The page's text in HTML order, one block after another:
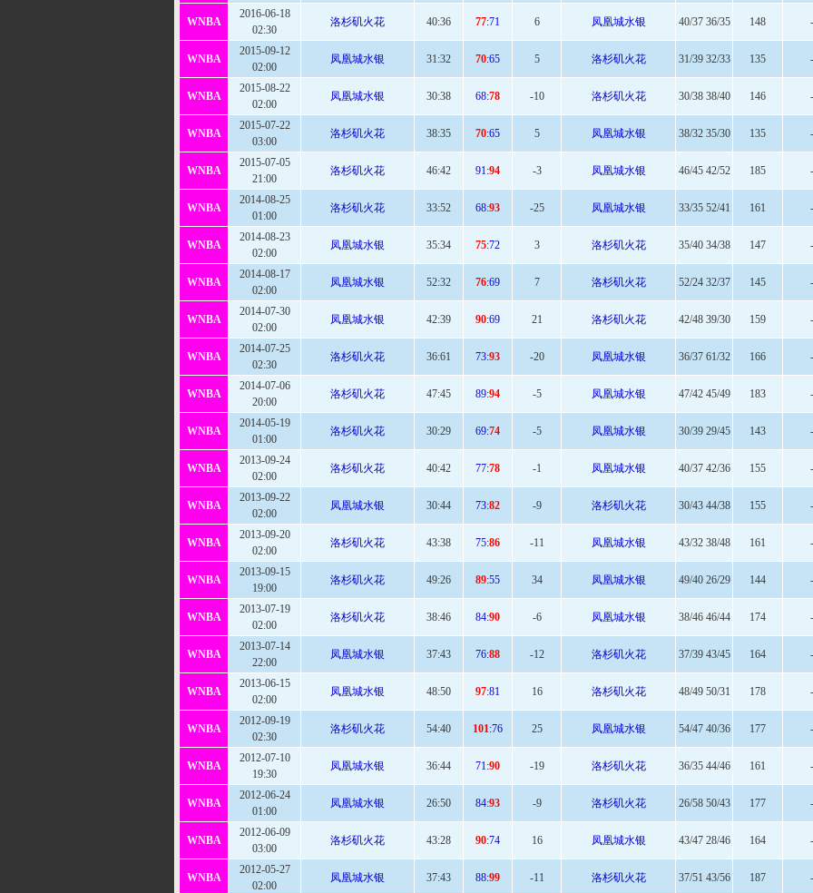
WNBA
2016-06-18
02:30
洛杉矶火花 40:36 77:71 6 凤凰城水银 40/37 36/35 148 -
WNBA
2015-09-12
02:00
凤凰城水银 31:32 70:65 5 洛杉矶火花 31/39 32/33 135 -
WNBA
2015-08-22
02:00
凤凰城水银 30:38 68:78 -10 洛杉矶火花 30/38 38/40 146 -
WNBA
2015-07-22
03:00
洛杉矶火花 38:35 70:65 5 凤凰城水银 38/32 35/30 135 -
WNBA
2015-07-05
21:00
洛杉矶火花 46:42 91:94 -3 凤凰城水银 46/45 42/52 185 -
WNBA
2014-08-25
01:00
洛杉矶火花 33:52 68:93 -25 凤凰城水银 33/35 52/41 161 -
WNBA
2014-08-23
02:00
凤凰城水银 35:34 75:72 3 洛杉矶火花 35/40 34/38 147 -
WNBA
2014-08-17
02:00
凤凰城水银 52:32 76:69 7 洛杉矶火花 52/24 32/37 145 -
WNBA
2014-07-30
02:00
凤凰城水银 42:39 90:69 21 洛杉矶火花 42/48 39/30 159 -
WNBA
2014-07-25
02:30
洛杉矶火花 36:61 73:93 -20 凤凰城水银 36/37 61/32 166 -
WNBA
2014-07-06
20:00
洛杉矶火花 47:45 89:94 -5 凤凰城水银 47/42 45/49 183 -
WNBA
2014-05-19
01:00
洛杉矶火花 30:29 69:74 -5 凤凰城水银 30/39 29/45 143 -
WNBA
2013-09-24
02:00
洛杉矶火花 40:42 77:78 -1 凤凰城水银 40/37 42/36 155 -
WNBA
2013-09-22
02:00
凤凰城水银 30:44 73:82 -9 洛杉矶火花 30/43 44/38 155 -
WNBA
2013-09-20
02:00
洛杉矶火花 43:38 75:86 -11 凤凰城水银 43/32 38/48 161 -
WNBA
2013-09-15
19:00
洛杉矶火花 49:26 89:55 34 凤凰城水银 49/40 26/29 144 -
WNBA
2013-07-19
02:00
洛杉矶火花 38:46 84:90 -6 凤凰城水银 38/46 46/44 174 -
WNBA
2013-07-14
22:00
凤凰城水银 37:43 76:88 -12 洛杉矶火花 37/39 43/45 164 -
WNBA
2013-06-15
02:00
凤凰城水银 48:50 97:81 16 洛杉矶火花 48/49 50/31 178 -
WNBA
2012-09-19
02:30
洛杉矶火花 54:40 101:76 25 凤凰城水银 54/47 40/36 177 -
WNBA
2012-07-10
19:30
凤凰城水银 36:44 71:90 -19 洛杉矶火花 36/35 44/46 161 -
WNBA
2012-06-24
01:00
凤凰城水银 26:50 84:93 -9 洛杉矶火花 26/58 50/43 177 -
WNBA
2012-06-09
03:00
洛杉矶火花 43:28 90:74 16 凤凰城水银 43/47 28/46 164 -
WNBA
2012-05-27
02:00
凤凰城水银 37:43 88:99 -11 洛杉矶火花 37/51 43/56 187 -